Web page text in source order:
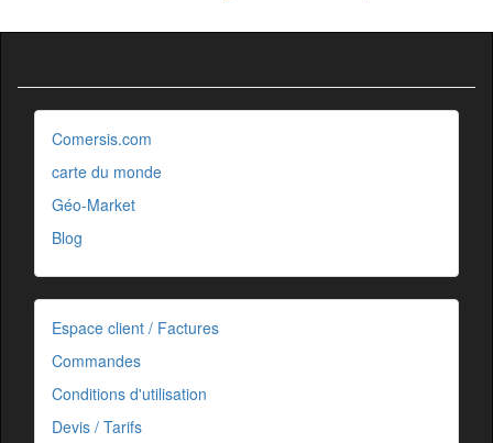
Comersis.com
carte du monde
Géo-Market
Blog
Espace client / Factures
Commandes
Conditions d'utilisation
Devis / Tarifs